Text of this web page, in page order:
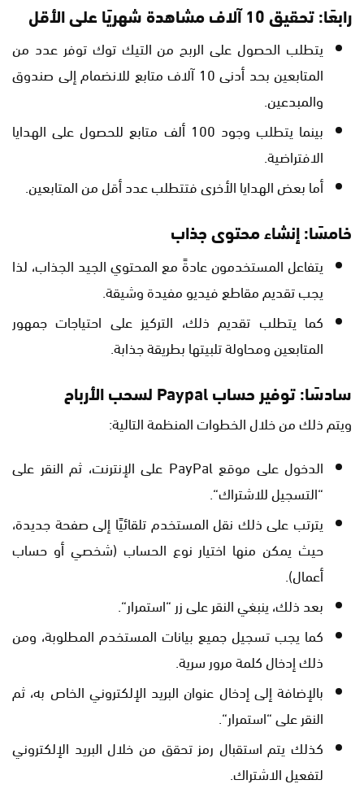
رابعًا: تحقيق 10 آلاف مشاهدة شهريًا على الأقل
يتطلب الحصول على الربح من التيك توك توفر عدد من
المتابعين بحد أدنى 10 آلاف متابع للانضمام إلى صندوق
والمبدعين.
بينما يتطلب وجود 100 ألف متابع للحصول على الهدايا
الافتراضية.
أما بعض الهدايا الأخرى فتتطلب عدد أقل من المتابعين.
خامسًا: إنشاء محتوى جذاب
يتفاعل المستخدمون عادةً مع المحتوي الجيد الجذاب، لذا
يجب تقديم مقاطع فيديو مفيدة وشيقة.
كما يتطلب تقديم ذلك، التركيز على احتياجات جمهور
المتابعين ومحاولة تلبيتها بطريقة جذابة.
سادسًا: توفير حساب Paypal لسحب الأرباح
ويتم ذلك من خلال الخطوات المنظمة التالية:
الدخول على موقع PayPal على الإنترنت، ثم النقر على
“التسجيل للاشتراك“.
يترتب على ذلك نقل المستخدم تلقائيًا إلى صفحة جديدة،
حيث يمكن منها اختيار نوع الحساب (شخصي أو حساب
أعمال).
بعد ذلك، ينبغي النقر على زر “استمرار“.
كما يجب تسجيل جميع بيانات المستخدم المطلوبة، ومن
ذلك إدخال كلمة مرور سرية.
بالإضافة إلى إدخال عنوان البريد الإلكتروني الخاص به، ثم
النقر على “استمرار“.
كذلك يتم استقبال رمز تحقق من خلال البريد الإلكتروني
لتفعيل الاشتراك.